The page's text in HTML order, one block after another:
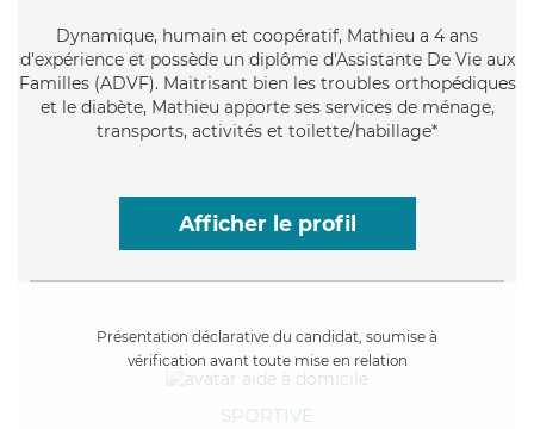
Dynamique, humain et coopératif, Mathieu a 4 ans
d'expérience et possède un diplôme d'Assistante De Vie aux
Familles (ADVF). Maitrisant bien les troubles orthopédiques
et le diabète, Mathieu apporte ses services de ménage,
transports, activités et toilette/habillage*
Afficher le profil
Présentation déclarative du candidat, soumise à
vérification avant toute mise en relation
SPORTIVE